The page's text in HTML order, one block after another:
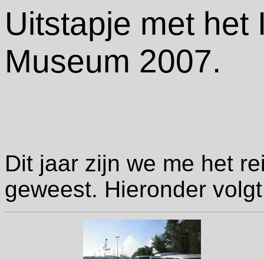
Uitstapje met het
Museum 2007.
Dit jaar zijn we me het
geweest. Hieronder